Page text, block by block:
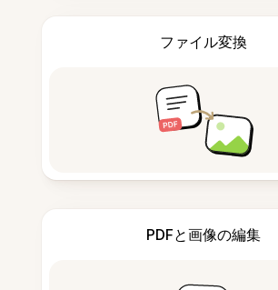
ファイル変換
PDFと画像の編集